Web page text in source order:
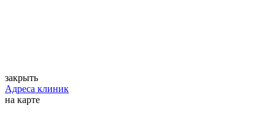
закрыть
Адреса клиник
на карте